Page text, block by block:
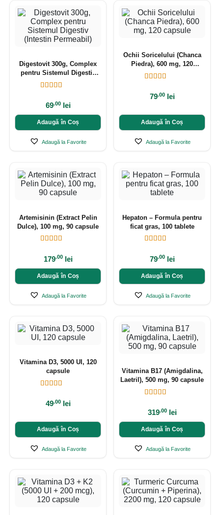
Digestovit 300g, Complex
pentru Sistemul Digestiv
(Intestin Permeabil)
69.00 lei
Adaugă în Coș
Adaugă la Favorite
Ochii Soricelului (Chanca
Piedra), 600 mg, 120
capsule
79.00 lei
Adaugă în Coș
Adaugă la Favorite
Artemisinin (Extract Pelin
Dulce), 100 mg, 90 capsule
179.00 lei
Adaugă în Coș
Adaugă la Favorite
Hepaton – Formula pentru
ficat gras, 100 tablete
79.00 lei
Adaugă în Coș
Adaugă la Favorite
Vitamina D3, 5000 UI, 120
capsule
49.00 lei
Adaugă în Coș
Adaugă la Favorite
Vitamina B17 (Amigdalina,
Laetril), 500 mg, 90 capsule
319.00 lei
Adaugă în Coș
Adaugă la Favorite